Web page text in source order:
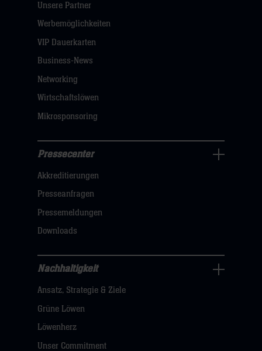
Navigation
öffnen,
dann
klicken
Unsere Partner
Werbemöglichkeiten
VIP Dauerkarten
Business-News
Networking
Wirtschaftslöwen
Mikrosponsoring
Navigation
öffnen,
dann
klicken
hier
Pressecenter
Akkreditierungen
Presseanfragen
Pressemeldungen
Downloads
Nachhaltigkeit
Navigation
öffnen,
dann
Nachhaltigkeit
Ansatz, Strategie & Ziele
Grüne Löwen
Löwenherz
Unser Commitment